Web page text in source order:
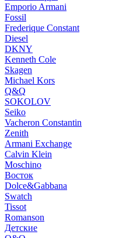
Emporio Armani
Fossil
Frederique Constant
Diesel
DKNY
Kenneth Cole
Skagen
Michael Kors
Q&Q
SOKOLOV
Seiko
Vacheron Constantin
Zenith
Armani Exchange
Calvin Klein
Moschino
Восток
Dolce&Gabbana
Swatch
Tissot
Romanson
Детские